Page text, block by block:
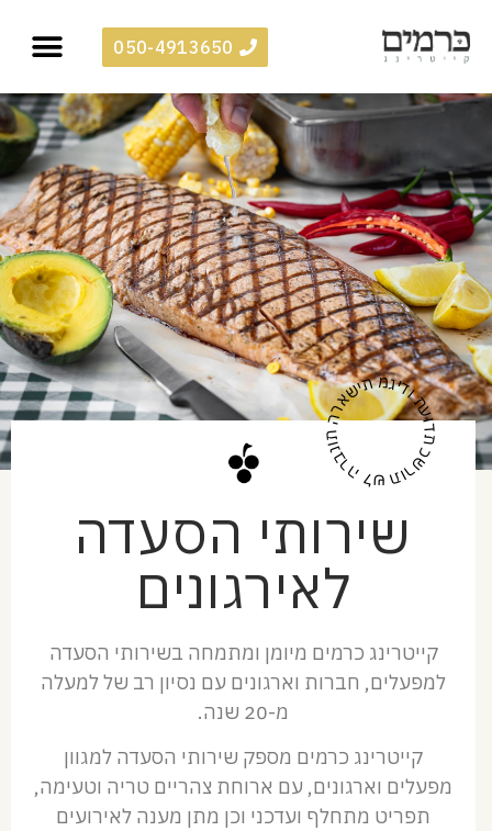
050-4913650
תעודת כשרות של הרבנות הראשית מגידו
שירותי הסעדה
לאירגונים
קייטרינג כרמים מיומן ומתמחה בשירותי הסעדה
למפעלים, חברות וארגונים עם נסיון רב של למעלה
מ-20 שנה.
קייטרינג כרמים מספק שירותי הסעדה למגוון
מפעלים וארגונים, עם ארוחת צהריים טריה וטעימה,
תפריט מתחלף ועדכני וכן מתן מענה לאירועים